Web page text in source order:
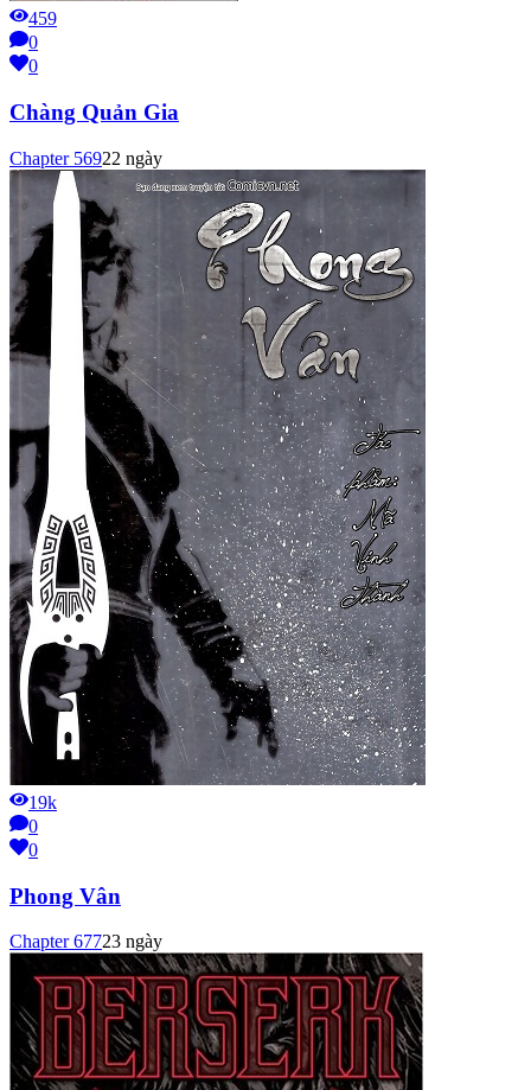
459
0
0
Chàng Quản Gia
Chapter 56922 ngày
19k
0
0
Phong Vân
Chapter67723 ngày